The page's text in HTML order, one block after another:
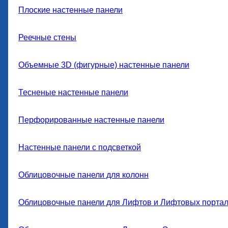
Плоские настенные панели
Реечные стены
Объемные 3D (фигурные) настенные панели
Тесненые настенные панели
Перфорированные настенные панели
Настенные панели с подсветкой
Облицовочные панели для колонн
Облицовочные панели для Лифтов и Лифтовых